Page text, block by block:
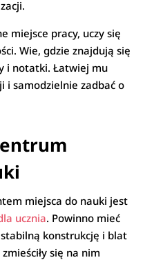
miejsce pracy, uczy się
Wie, gdzie znajdują się
i notatki. Łatwiej mu
i samodzielnie zadbać o
miejsca do nauki jest
ucznia. Powinno mieć
konstrukcję i blat
się na nim